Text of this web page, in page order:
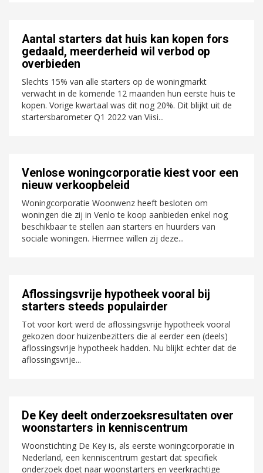
Aantal starters dat huis kan kopen fors
gedaald, meerderheid wil verbod op
overbieden
Slechts 15% van alle starters op de woningmarkt
verwacht in de komende 12 maanden hun eerste huis te
kopen. Vorige kwartaal was dit nog 20%. Dit blijkt uit de
startersbarometer Q1 2022 van Viisi...
Venlose woningcorporatie kiest voor een
nieuw verkoopbeleid
Woningcorporatie Woonwenz heeft besloten om
woningen die zij in Venlo te koop aanbieden enkel nog
beschikbaar te stellen aan starters en huurders van
sociale woningen. Hiermee willen zij deze...
Aflossingsvrije hypotheek vooral bij
starters steeds populairder
Tot voor kort werd de aflossingsvrije hypotheek vooral
gekozen door huizenbezitters die al eerder een (deels)
aflossingsvrije hypotheek hadden. Nu blijkt echter dat de
aflossingsvrije...
De Key deelt onderzoeksresultaten over
woonstarters in kenniscentrum
Woonstichting De Key is, als eerste woningcorporatie in
Nederland, een kenniscentrum gestart dat specifiek
onderzoek doet naar woonstarters en veerkrachtige